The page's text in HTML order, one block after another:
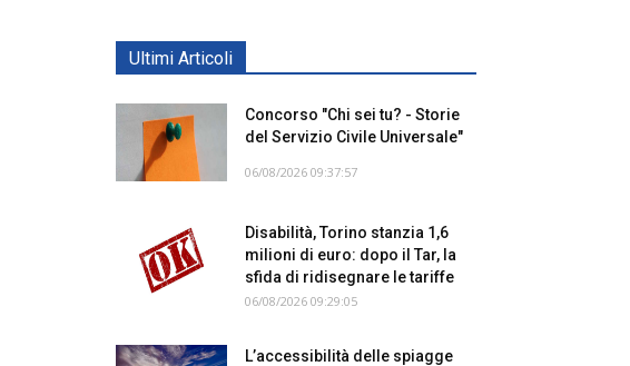
Ultimi Articoli
Concorso "Chi sei tu? - Storie
del Servizio Civile Universale"
06/08/2026 09:37:57
Disabilità, Torino stanzia 1,6
milioni di euro: dopo il Tar, la
sfida di ridisegnare le tariffe
06/08/2026 09:29:05
L’accessibilità delle spiagge